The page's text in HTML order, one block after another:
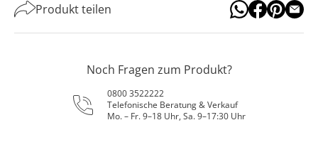
Produkt teilen
Noch Fragen zum Produkt?
0800 3522222
Telefonische Beratung & Verkauf
Mo. – Fr. 9–18 Uhr, Sa. 9–17:30 Uhr